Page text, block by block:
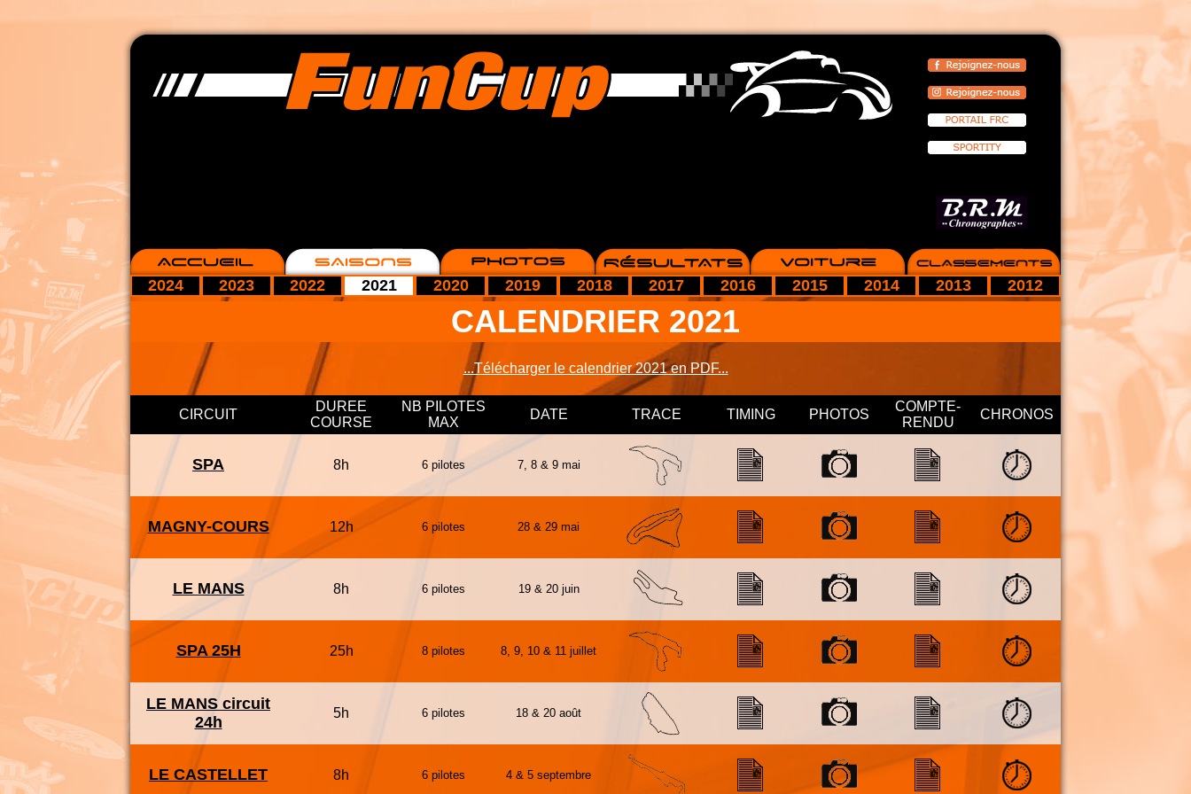
2024 2023 2022 2021 2020 2019 2018 2017 2016 2015 2014 2013 2012
CALENDRIER 2021
...Télécharger le calendrier 2021 en PDF...
CIRCUIT
DUREE
COURSE
NB PILOTES
MAX
DATE TRACE TIMING PHOTOS
COMPTE-
RENDU
CHRONOS
SPA 8h 6 pilotes 7, 8 & 9 mai
MAGNY-COURS 12h 6 pilotes 28 & 29 mai
LE MANS 8h 6 pilotes 19 & 20 juin
SPA 25H 25h 8 pilotes 8, 9, 10 & 11 juillet
LE MANS circuit
24h
5h 6 pilotes 18 & 20 août
LE CASTELLET 8h 6 pilotes 4 & 5 septembre